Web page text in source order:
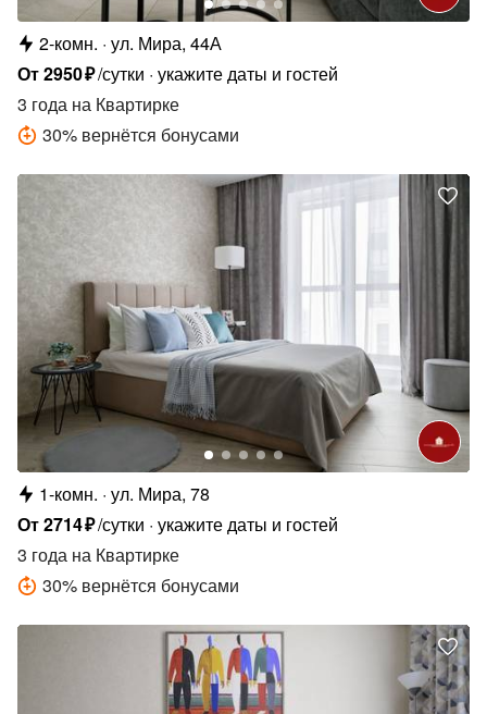
2-комн. ул. Мира, 44А
От2950₽/сутки укажите даты и гостей
3 года на Квартирке
30% вернётся бонусами
1-комн. ул. Мира, 78
От2714₽/сутки укажите даты и гостей
3 года на Квартирке
30% вернётся бонусами